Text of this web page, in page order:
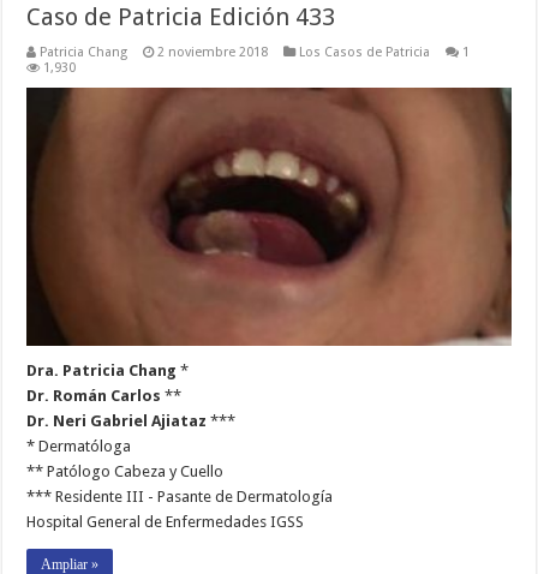
Caso de Patricia Edición 433
Patricia Chang 2 noviembre 2018 Los Casos de Patricia
1
1,930
Dra. Patricia Chang *
Dr. Román Carlos **
Dr. Neri Gabriel Ajiataz ***
* Dermatóloga
** Patólogo Cabeza y Cuello
*** Residente III - Pasante de Dermatología
Hospital General de Enfermedades IGSS
Ampliar »